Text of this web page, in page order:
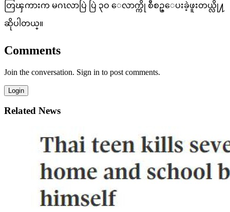
တြၾကားက မဂၤလာပြဲ ပြဲ ၃ဝ ေလာက္ကို စီစဥ္ေပးခဲ့ဖူးတယ္လို႔
ဆိုပါတယ္။
Comments
Join the conversation. Sign in to post comments.
Login
Related News